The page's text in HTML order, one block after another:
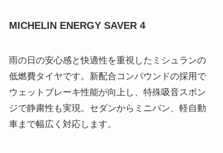
MICHELIN ENERGY SAVER 4
雨の日の安心感と快適性を重視したミシュランの
低燃費タイヤです。新配合コンパウンドの採用で
ウェットブレーキ性能が向上し、特殊吸音スポン
ジで静粛性も実現。セダンからミニバン、軽自動
車まで幅広く対応します。